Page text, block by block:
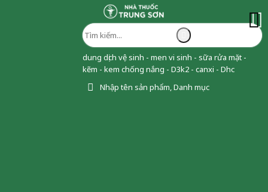
dung dịch vệ sinh - men vi sinh - sữa rửa mặt -
kẽm - kem chống nắng - D3k2 - canxi - Dhc
Nhập tên sản phẩm, Danh mục